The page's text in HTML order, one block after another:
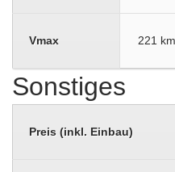
Vmax 221
Sonstiges
Preis (inkl. Einbau)